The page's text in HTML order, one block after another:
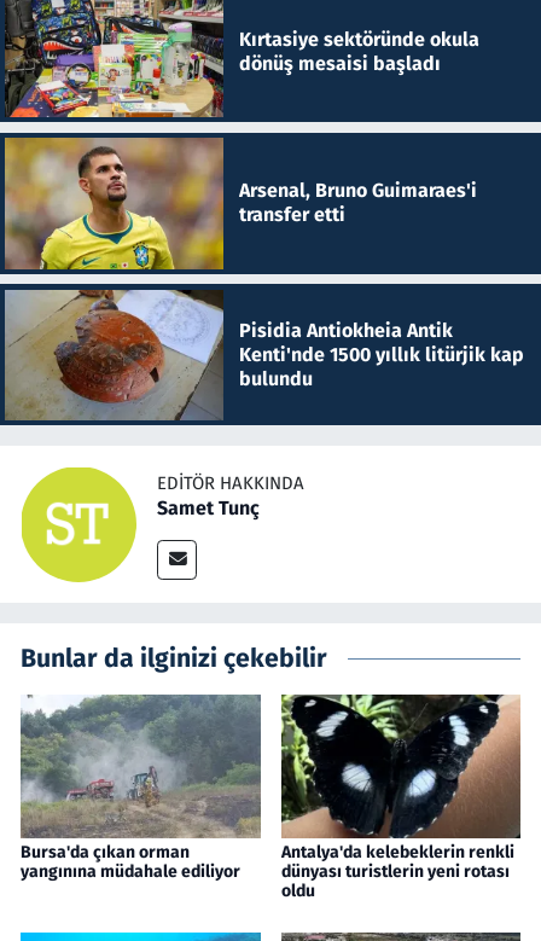
Kırtasiye sektöründe okula
dönüş mesaisi başladı
Arsenal, Bruno Guimaraes'i
transfer etti
Pisidia Antiokheia Antik
Kenti'nde 1500 yıllık litürjik kap
bulundu
EDITÖR HAKKINDA
Samet Tunç
Bunlar da ilginizi çekebilir
Bursa'da çıkan orman
yangınına müdahale ediliyor
Antalya'da kelebeklerin renkli
dünyası turistlerin yeni rotası
oldu